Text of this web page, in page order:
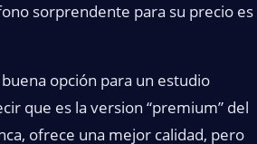
sorprendente para su precio es
opción para un estudio
que es la version “premium” del
ofrece una mejor calidad, pero